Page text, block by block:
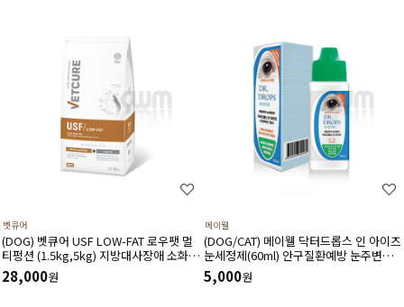
벳큐어
(DOG) 벳큐어 USF LOW-FAT 로우팻 멀
티펑션 (1.5kg,5kg) 지방대사장애 소화기
면역 식이알러지 피부모질건강 소화흡수
장애에 도움
28,000원
메이웰
(DOG/CAT) 메이웰 닥터드롭스 인 아이즈
눈세정제(60ml) 안구질환예방 눈주변냄
새완화 안구건조증완화 이물질세정
5,000원